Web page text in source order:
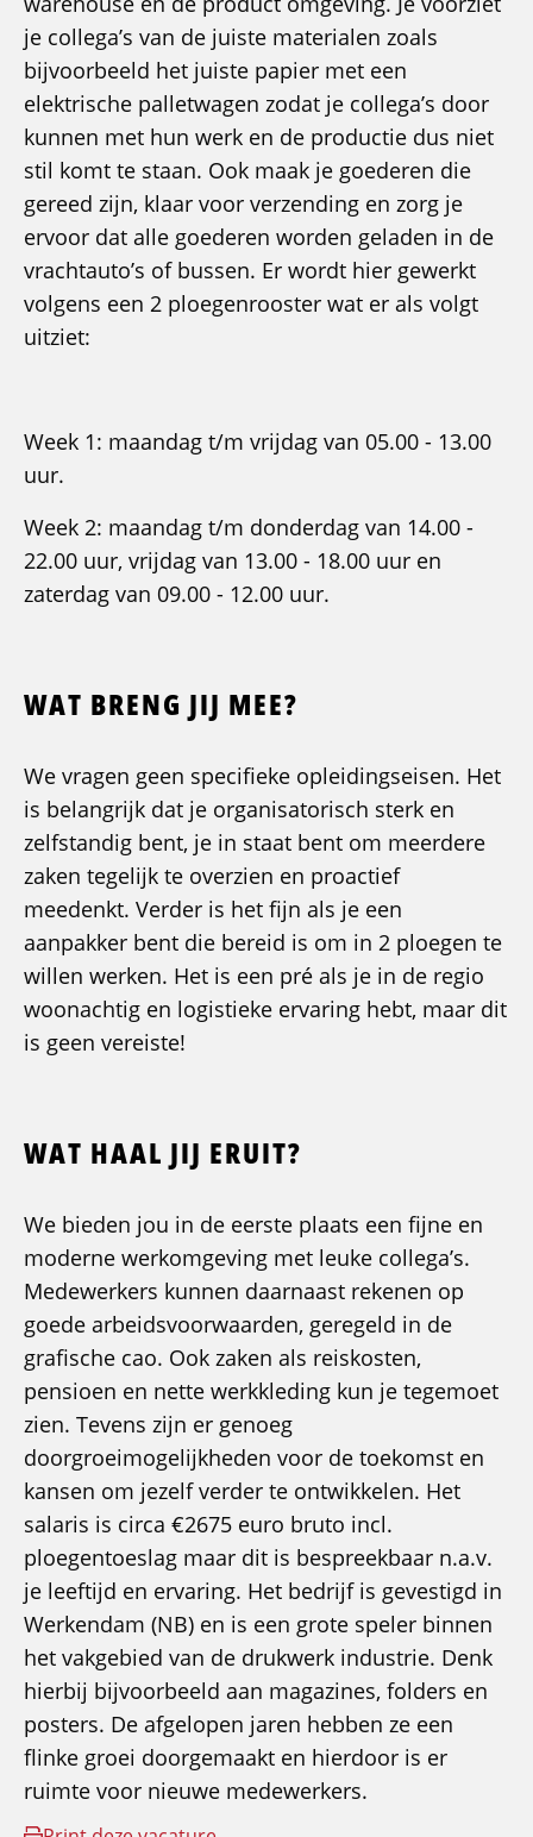
je collega’s van de juiste materialen zoals
bijvoorbeeld het juiste papier met een
elektrische palletwagen zodat je collega’s door
kunnen met hun werk en de productie dus niet
stil komt te staan. Ook maak je goederen die
gereed zijn, klaar voor verzending en zorg je
ervoor dat alle goederen worden geladen in de
vrachtauto’s of bussen. Er wordt hier gewerkt
volgens een 2 ploegenrooster wat er als volgt
uitziet:
Week 1: maandag t/m vrijdag van 05.00 - 13.00
uur.
Week 2: maandag t/m donderdag van 14.00 -
22.00 uur, vrijdag van 13.00 - 18.00 uur en
zaterdag van 09.00 - 12.00 uur.
WAT BRENG JIJ MEE?
We vragen geen specifieke opleidingseisen. Het
is belangrijk dat je organisatorisch sterk en
zelfstandig bent, je in staat bent om meerdere
zaken tegelijk te overzien en proactief
meedenkt. Verder is het fijn als je een
aanpakker bent die bereid is om in 2 ploegen te
willen werken. Het is een pré als je in de regio
woonachtig en logistieke ervaring hebt, maar dit
is geen vereiste!
WAT HAAL JIJ ERUIT?
We bieden jou in de eerste plaats een fijne en
moderne werkomgeving met leuke collega’s.
Medewerkers kunnen daarnaast rekenen op
goede arbeidsvoorwaarden, geregeld in de
grafische cao. Ook zaken als reiskosten,
pensioen en nette werkkleding kun je tegemoet
zien. Tevens zijn er genoeg
doorgroeimogelijkheden voor de toekomst en
kansen om jezelf verder te ontwikkelen. Het
salaris is circa €2675 euro bruto incl.
ploegentoeslag maar dit is bespreekbaar n.a.v.
je leeftijd en ervaring. Het bedrijf is gevestigd in
Werkendam (NB) en is een grote speler binnen
het vakgebied van de drukwerk industrie. Denk
hierbij bijvoorbeeld aan magazines, folders en
posters. De afgelopen jaren hebben ze een
flinke groei doorgemaakt en hierdoor is er
ruimte voor nieuwe medewerkers.